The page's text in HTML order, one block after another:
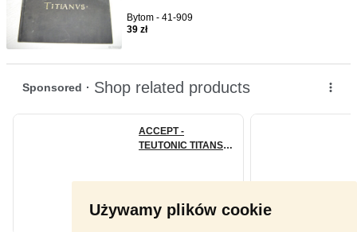
Używamy plików cookie
Bytom - 41-909
39 zł